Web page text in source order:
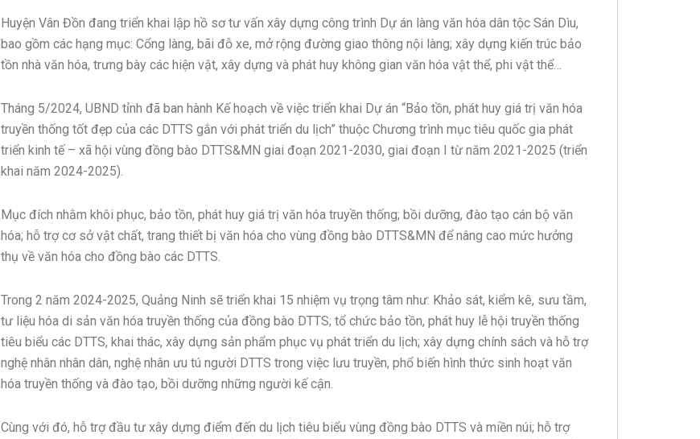
Huyện Vân Đồn đang triển khai lập hồ sơ tư vấn xây dựng công trình Dự án làng văn hóa dân tộc Sán Dìu,
bao gồm các hạng mục: Cổng làng, bãi đỗ xe, mở rộng đường giao thông nội làng; xây dựng kiến trúc bảo
tồn nhà văn hóa, trưng bày các hiện vật, xây dựng và phát huy không gian văn hóa vật thể, phi vật thể…
Tháng 5/2024, UBND tỉnh đã ban hành Kế hoạch về việc triển khai Dự án “Bảo tồn, phát huy giá trị văn hóa
truyền thống tốt đẹp của các DTTS gắn với phát triển du lịch” thuộc Chương trình mục tiêu quốc gia phát
triển kinh tế – xã hội vùng đồng bào DTTS&MN giai đoạn 2021-2030, giai đoạn I từ năm 2021-2025 (triển
khai năm 2024-2025).
Mục đích nhằm khôi phục, bảo tồn, phát huy giá trị văn hóa truyền thống; bồi dưỡng, đào tạo cán bộ văn
hóa; hỗ trợ cơ sở vật chất, trang thiết bị văn hóa cho vùng đồng bào DTTS&MN để nâng cao mức hưởng
thụ về văn hóa cho đồng bào các DTTS.
Trong 2 năm 2024-2025, Quảng Ninh sẽ triển khai 15 nhiệm vụ trọng tâm như: Khảo sát, kiểm kê, sưu tầm,
tư liệu hóa di sản văn hóa truyền thống của đồng bào DTTS; tổ chức bảo tồn, phát huy lễ hội truyền thống
tiêu biểu các DTTS, khai thác, xây dựng sản phẩm phục vụ phát triển du lịch; xây dựng chính sách và hỗ trợ
nghệ nhân nhân dân, nghệ nhân ưu tú người DTTS trong việc lưu truyền, phổ biến hình thức sinh hoạt văn
hóa truyền thống và đào tạo, bồi dưỡng những người kế cận.
Cùng với đó, hỗ trợ đầu tư xây dựng điểm đến du lịch tiêu biểu vùng đồng bào DTTS và miền núi; hỗ trợ